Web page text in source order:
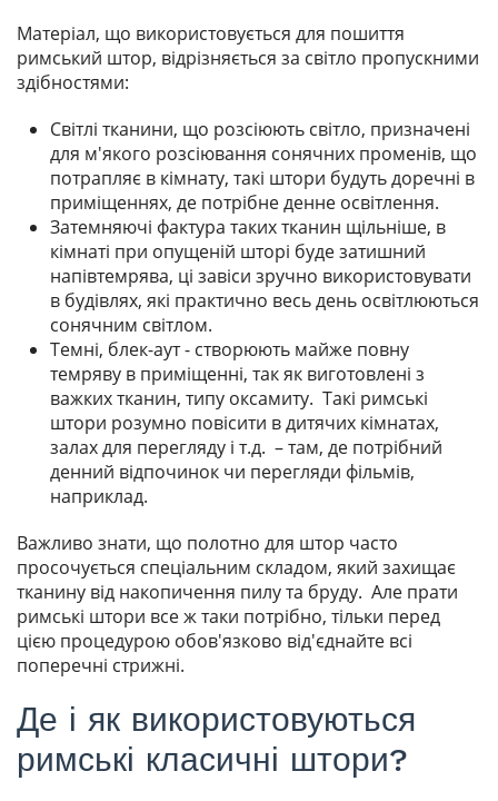
Матеріал, що використовується для пошиття
римський штор, відрізняється за світло пропускними
здібностями:
Світлі тканини, що розсіюють світло, призначені
для м'якого розсіювання сонячних променів, що
потрапляє в кімнату, такі штори будуть доречні в
приміщеннях, де потрібне денне освітлення.
Затемняючі фактура таких тканин щільніше, в
кімнаті при опущеній шторі буде затишний
напівтемрява, ці завіси зручно використовувати
в будівлях, які практично весь день освітлюються
сонячним світлом.
Темні, блек-аут - створюють майже повну
темряву в приміщенні, так як виготовлені з
важких тканин, типу оксамиту. Такі римські
штори розумно повісити в дитячих кімнатах,
залах для перегляду і т.д. – там, де потрібний
денний відпочинок чи перегляди фільмів,
наприклад.
Важливо знати, що полотно для штор часто
просочується спеціальним складом, який захищає
тканину від накопичення пилу та бруду. Але прати
римські штори все ж таки потрібно, тільки перед
цією процедурою обов'язково від'єднайте всі
поперечні стрижні.
Де і як використовуються
римські класичні штори?